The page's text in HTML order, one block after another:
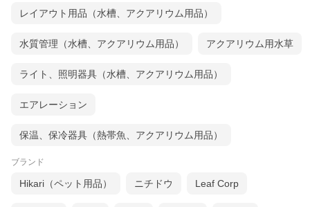
レイアウト用品（水槽、アクアリウム用品）
水質管理（水槽、アクアリウム用品） アクアリウム用水草
ライト、照明器具（水槽、アクアリウム用品）
エアレーション
保温、保冷器具（熱帯魚、アクアリウム用品）
ブランド
Hikari（ペット用品） ニチドウ Leaf Corp